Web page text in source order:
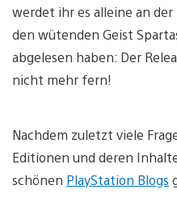
werdet ihr es alleine an
den wütenden Geist
abgelesen haben: Der
nicht mehr fern!
Nachdem zuletzt viele
Editionen und deren
schönen PlayStation Blogs